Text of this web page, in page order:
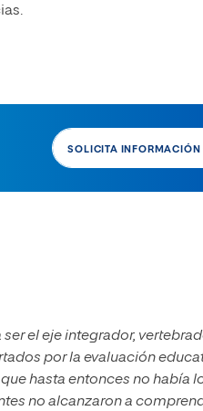
SOLICITA INFORMACIÓN
el eje integrador,
por la evaluación
hasta entonces no había
no alcanzaron a